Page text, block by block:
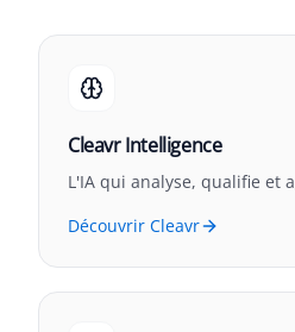
Cleavr Intelligence
L'IA qui analyse, qualifie et
Découvrir Cleavr